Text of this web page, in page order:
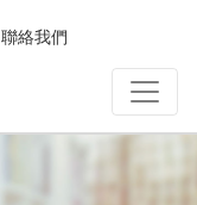
聯絡我們